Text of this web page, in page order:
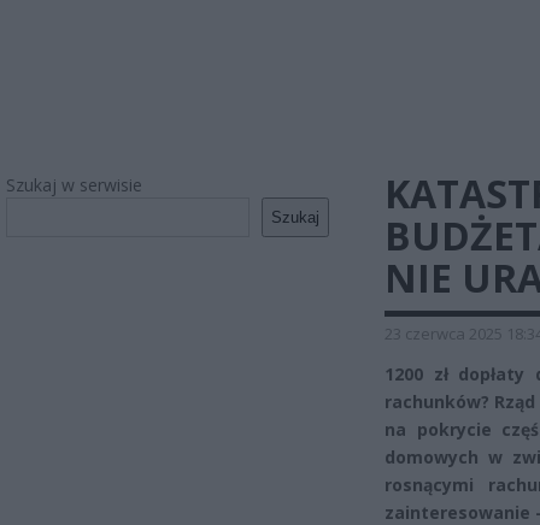
Szukaj w serwisie
Szukaj
NIE
23 czerwca 2025
1200 zł
rachunków?
na pokrycie
domowych w
rosnącymi
zainteresowanie